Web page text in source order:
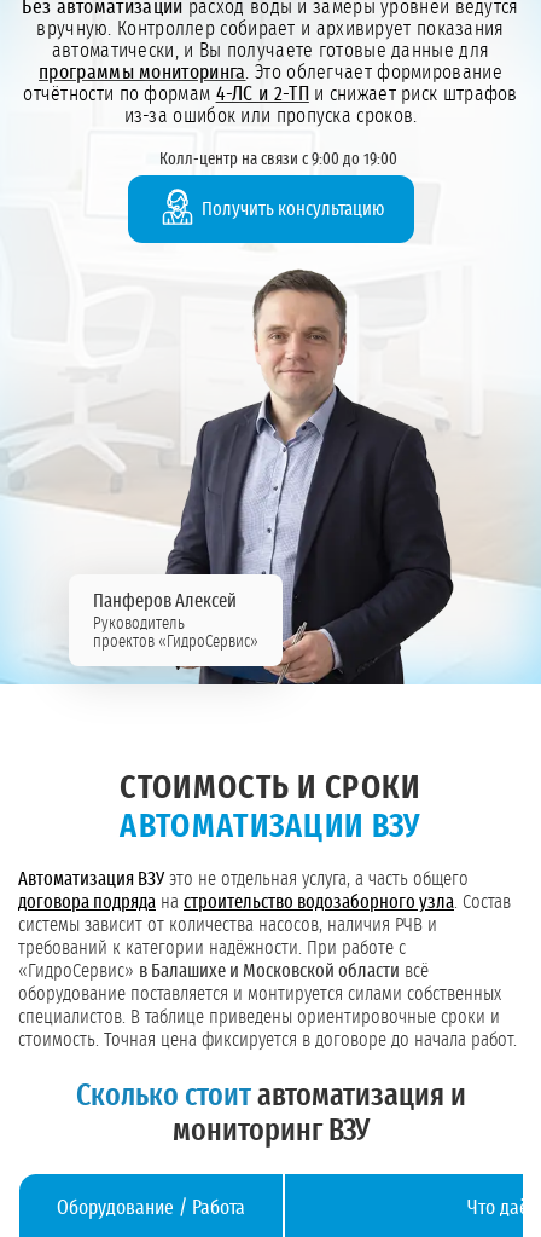
Без автоматизации расход воды и замеры уровней ведутся
вручную. Контроллер собирает и архивирует показания
автоматически, и Вы получаете готовые данные для
программы мониторинга . Это облегчает формирование
отчётности по формам 4-ЛС и 2-ТП и снижает риск штрафов
из-за ошибок или пропуска сроков.
Колл-центр на связи с 9:00 до 19:00
Получить консультацию
Панферов Алексей
Руководитель
проектов «ГидроСервис»
СТОИМОСТЬ И СРОКИ
АВТОМАТИЗАЦИИ ВЗУ
Автоматизация ВЗУэто не отдельная услуга, а часть общего
договора подряда на строительство водозаборного узла . Состав
системы зависит от количества насосов, наличия РЧВ и
требований к категории надёжности. При работе с
«ГидроСервис» в Балашихе и Московской области всё
оборудование поставляется и монтируется силами собственных
специалистов. В таблице приведены ориентировочные сроки и
стоимость. Точная цена фиксируется в договоре до начала работ.
Сколько стоитавтоматизация и
мониторинг ВЗУ
Оборудование / Работа Что даёт